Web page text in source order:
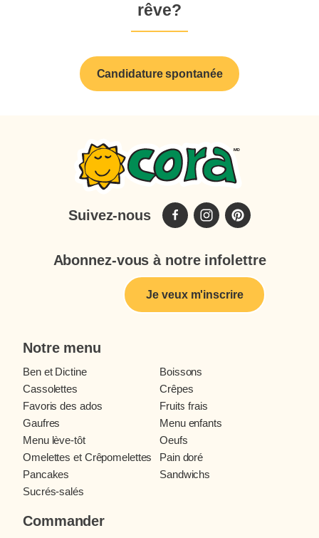
rêve?
Candidature spontanée
Suivez-nous
Abonnez-vous à notre infolettre
Je veux m'inscrire
Notre menu
Ben et Dictine
Boissons
Cassolettes
Crêpes
Favoris des ados
Fruits frais
Gaufres
Menu enfants
Menu lève-tôt
Oeufs
Omelettes et Crêpomelettes
Pain doré
Pancakes
Sandwichs
Sucrés-salés
Commander